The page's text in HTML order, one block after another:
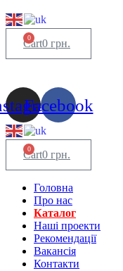
0 грн.
0
Cart
Facebook
0 грн.
0
Cart
Головна
Про нас
Каталог
Нашi проекти
Рекомендації
Вакансiя
Контакти